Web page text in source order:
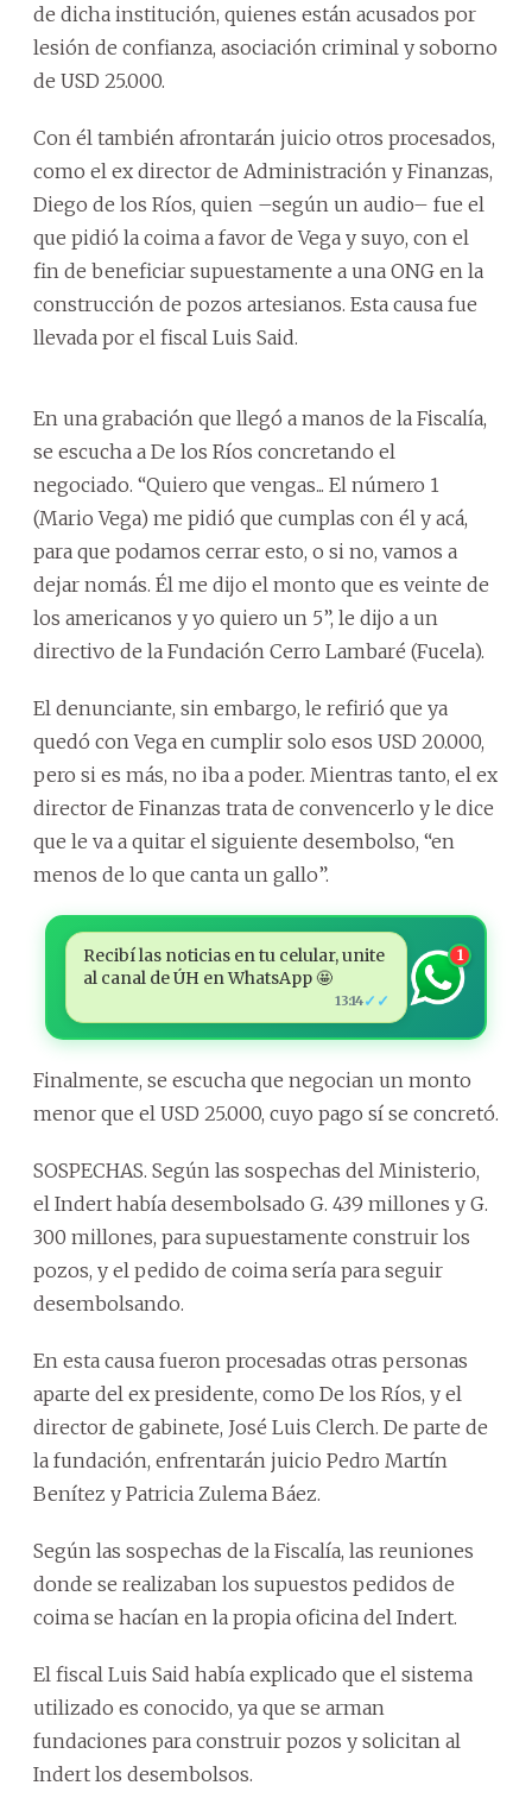
de dicha institución, quienes están acusados por
lesión de confianza, asociación criminal y soborno
de USD 25.000.
Con él también afrontarán juicio otros procesados,
como el ex director de Administración y Finanzas,
Diego de los Ríos, quien –según un audio– fue el
que pidió la coima a favor de Vega y suyo, con el
fin de beneficiar supuestamente a una ONG en la
construcción de pozos artesianos. Esta causa fue
llevada por el fiscal Luis Said.
En una grabación que llegó a manos de la Fiscalía,
se escucha a De los Ríos concretando el
negociado. “Quiero que vengas... El número 1
(Mario Vega) me pidió que cumplas con él y acá,
para que podamos cerrar esto, o si no, vamos a
dejar nomás. Él me dijo el monto que es veinte de
los americanos y yo quiero un 5”, le dijo a un
directivo de la Fundación Cerro Lambaré (Fucela).
El denunciante, sin embargo, le refirió que ya
quedó con Vega en cumplir solo esos USD 20.000,
pero si es más, no iba a poder. Mientras tanto, el ex
director de Finanzas trata de convencerlo y le dice
que le va a quitar el siguiente desembolso, “en
menos de lo que canta un gallo”.
Recibí las noticias en tu celular, unite
al canal de ÚH en WhatsApp 🤩
13:14✓✓
1
Finalmente, se escucha que negocian un monto
menor que el USD 25.000, cuyo pago sí se concretó.
SOSPECHAS. Según las sospechas del Ministerio,
el Indert había desembolsado G. 439 millones y G.
300 millones, para supuestamente construir los
pozos, y el pedido de coima sería para seguir
desembolsando.
En esta causa fueron procesadas otras personas
aparte del ex presidente, como De los Ríos, y el
director de gabinete, José Luis Clerch. De parte de
la fundación, enfrentarán juicio Pedro Martín
Benítez y Patricia Zulema Báez.
Según las sospechas de la Fiscalía, las reuniones
donde se realizaban los supuestos pedidos de
coima se hacían en la propia oficina del Indert.
El fiscal Luis Said había explicado que el sistema
utilizado es conocido, ya que se arman
fundaciones para construir pozos y solicitan al
Indert los desembolsos.